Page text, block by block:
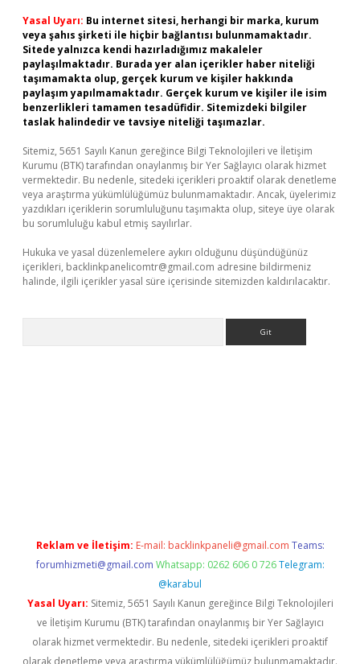
Yasal Uyarı: Bu internet sitesi, herhangi bir marka, kurum
veya şahıs şirketi ile hiçbir bağlantısı bulunmamaktadır.
Sitede yalnızca kendi hazırladığımız makaleler
paylaşılmaktadır. Burada yer alan içerikler haber niteliği
taşımamakta olup, gerçek kurum ve kişiler hakkında
paylaşım yapılmamaktadır. Gerçek kurum ve kişiler ile isim
benzerlikleri tamamen tesadüfidir. Sitemizdeki bilgiler
taslak halindedir ve tavsiye niteliği taşımazlar.
Sitemiz, 5651 Sayılı Kanun gereğince Bilgi Teknolojileri ve İletişim
Kurumu (BTK) tarafından onaylanmış bir Yer Sağlayıcı olarak hizmet
vermektedir. Bu nedenle, sitedeki içerikleri proaktif olarak denetleme
veya araştırma yükümlülüğümüz bulunmamaktadır. Ancak, üyelerimiz
yazdıkları içeriklerin sorumluluğunu taşımakta olup, siteye üye olarak
bu sorumluluğu kabul etmiş sayılırlar.
Hukuka ve yasal düzenlemelere aykırı olduğunu düşündüğünüz
içerikleri, backlinkpanelicomtr@gmail.com adresine bildirmeniz
halinde, ilgili içerikler yasal süre içerisinde sitemizden kaldırılacaktır.
Reklam ve İletişim: E-mail: backlinkpaneli@gmail.com Teams:
forumhizmeti@gmail.com Whatsapp: 0262 606 0 726 Telegram:
@karabul
Yasal Uyarı: Sitemiz, 5651 Sayılı Kanun gereğince Bilgi Teknolojileri
ve İletişim Kurumu (BTK) tarafından onaylanmış bir Yer Sağlayıcı
olarak hizmet vermektedir. Bu nedenle, sitedeki içerikleri proaktif
olarak denetleme veya araştırma yükümlülüğümüz bulunmamaktadır.